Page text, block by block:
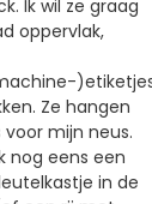
Ik wil ze graag
oppervlak,
Ze hangen
mijn neus.
nog eens een
in de